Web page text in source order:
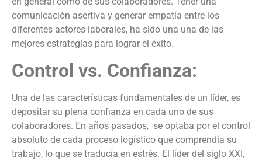
comunicación asertiva y generar empatía entre los
diferentes actores laborales, ha sido una una de las
mejores estrategias para lograr el éxito.
Control vs. Confianza:
Una de las características fundamentales de un líder, es
depositar su plena confianza en cada uno de sus
colaboradores. En años pasados, se optaba por el control
absoluto de cada proceso logístico que comprendía su
trabajo, lo que se traducía en estrés. El líder del siglo XXI,